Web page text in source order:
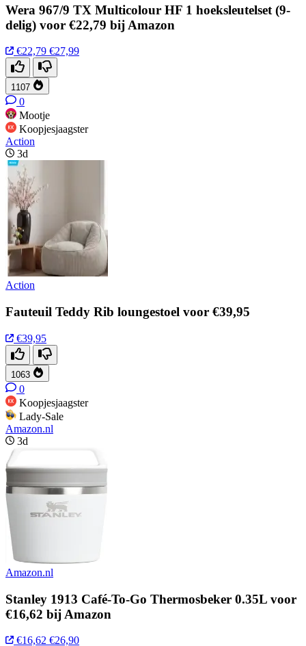
Wera 967/9 TX Multicolour HF 1 hoeksleutelset (9-
delig) voor €22,79 bij Amazon
€22,79 €27,99
1107
0
Mootje
Koopjesjaagster
Action
3d
Action
Fauteuil Teddy Rib loungestoel voor €39,95
€39,95
1063
0
Koopjesjaagster
Lady-Sale
Amazon.nl
3d
Amazon.nl
Stanley 1913 Café-To-Go Thermosbeker 0.35L voor
€16,62 bij Amazon
€16,62 €26,90